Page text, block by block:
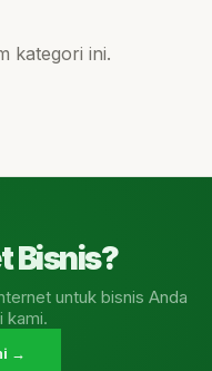
kategori ini.
Bisnis?
untuk bisnis Anda
kami.
→